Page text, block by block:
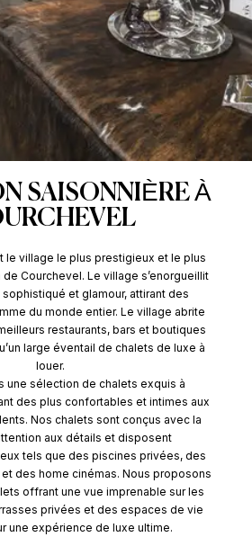
SAISONNIÈRE À
le village le plus prestigieux et le plus
Courchevel. Le village s’enorgueillit
sophistiqué et glamour, attirant des
du monde entier. Le village abrite
restaurants, bars et boutiques
large éventail de chalets de luxe à
louer.
une sélection de chalets exquis à
des plus confortables et intimes aux
Nos chalets sont conçus avec la
aux détails et disposent
tels que des piscines privées, des
des home cinémas. Nous proposons
offrant une vue imprenable sur les
privées et des espaces de vie
une expérience de luxe ultime.